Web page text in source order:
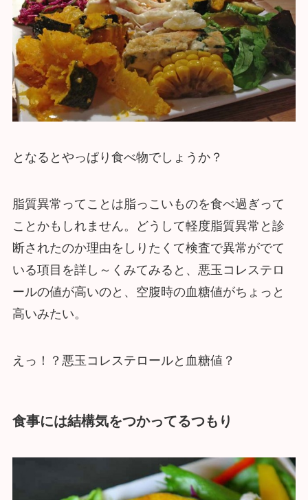
となるとやっぱり食べ物でしょうか？
脂質異常ってことは脂っこいものを食べ過ぎって
ことかもしれません。どうして軽度脂質異常と診
断されたのか理由をしりたくて検査で異常がでて
いる項目を詳し～くみてみると、悪玉コレステロ
ールの値が高いのと、空腹時の血糖値がちょっと
高いみたい。
えっ！？悪玉コレステロールと血糖値？
食事には結構気をつかってるつもり